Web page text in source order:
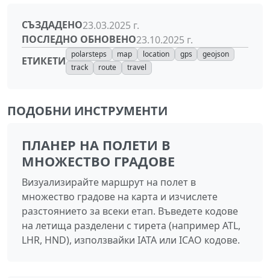
СЪЗДАДЕНО23.03.2025 г.
ПОСЛЕДНО ОБНОВЕНО23.10.2025 г.
ЕТИКЕТИ
polarsteps map location gps
geojson
track
route travel
ПОДОБНИ ИНСТРУМЕНТИ
ПЛАНЕР НА ПОЛЕТИ В
МНОЖЕСТВО ГРАДОВЕ
Визуализирайте маршрут на полет в
множество градове на карта и изчислете
разстоянието за всеки етап. Въведете кодове
на летища разделени с тирета (например ATL,
LHR, HND), използвайки IATA или ICAO кодове.